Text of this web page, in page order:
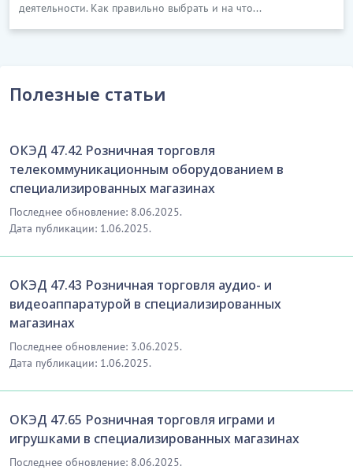
деятельности. Как правильно выбрать и на что...
Полезные статьи
ОКЭД 47.42 Розничная торговля
телекоммуникационным оборудованием в
специализированных магазинах
Последнее обновление: 8.06.2025.
Дата публикации: 1.06.2025.
ОКЭД 47.43 Розничная торговля аудио- и
видеоаппаратурой в специализированных
магазинах
Последнее обновление: 3.06.2025.
Дата публикации: 1.06.2025.
ОКЭД 47.65 Розничная торговля играми и
игрушками в специализированных магазинах
Последнее обновление: 8.06.2025.